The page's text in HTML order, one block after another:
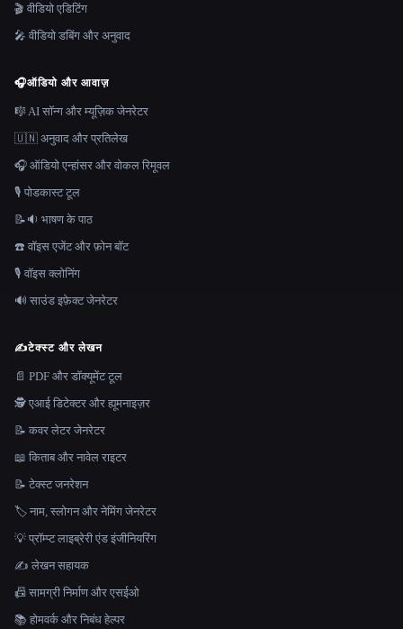
🎬 वीडियो एडिटिंग
🎤 वीडियो डबिंग और अनुवाद
🎧ऑडियो और आवाज़
🎼 AI सॉन्ग और म्यूज़िक जेनरेटर
🇺🇳 अनुवाद और प्रतिलेख
🎧 ऑडियो एन्हांसर और वोकल रिमूवल
🎙️ पोडकास्ट टूल
📝🔉 भाषण के पाठ
☎️ वॉइस एजेंट और फ़ोन बॉट
🎙️ वॉइस क्लोनिंग
🔊 साउंड इफ़ेक्ट जेनरेटर
✍️टेक्स्ट और लेखन
📄 PDF और डॉक्यूमेंट टूल
🕵️ एआई डिटेक्टर और ह्यूमनाइज़र
📝 कवर लेटर जेनरेटर
📖 किताब और नावेल राइटर
📝 टेक्स्ट जनरेशन
🏷️ नाम, स्लोगन और नेमिंग जेनरेटर
💡 प्रॉम्प्ट लाइब्रेरी एंड इंजीनियरिंग
✍️ लेखन सहायक
📠 सामग्री निर्माण और एसईओ
📚 होमवर्क और निबंध हेल्पर